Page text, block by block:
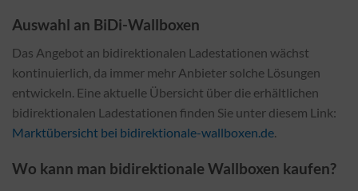
Auswahl an BiDi-Wallboxen
Das Angebot an bidirektionalen Ladestationen wächst
kontinuierlich, da immer mehr Anbieter solche Lösungen
entwickeln. Eine aktuelle Übersicht über die erhältlichen
bidirektionalen Ladestationen finden Sie unter diesem Link:
Marktübersicht bei bidirektionale-wallboxen.de.
Wo kann man bidirektionale Wallboxen kaufen?